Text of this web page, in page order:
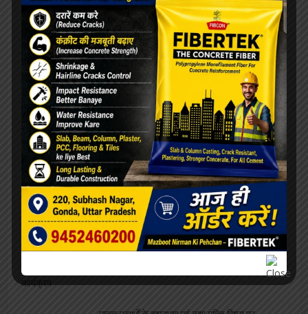
ओरिएंटेशन डे का भब्य आयोजन, छात्राओं को
महाविद्यालय से कराया गया परिचित
सफाईकर्मियों की समस्याओं को लेकर डीपीआरओ से मिले
जिलाध्यक्ष, निराकरण का मिला आश्वासन
रेलवे बोर्ड अध्यक्ष को मिला कार्यकाल विस्तार, परामर्श
दात्री समिति सदस्य पंकज श्रीवास्तव ने दी शुभकामनायें
विश्वनाथ मंदिर पर दलालों का कब्ज़ा, VIP दर्शन के नाम
पर महिला से वसूले 4000, वीडियो वायरल
कार्यक्रम